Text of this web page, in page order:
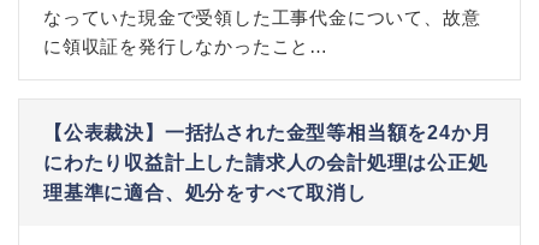
なっていた現金で受領した工事代金について、故意
に領収証を発行しなかったこと…
【公表裁決】一括払された金型等相当額を24か月
にわたり収益計上した請求人の会計処理は公正処
理基準に適合、処分をすべて取消し